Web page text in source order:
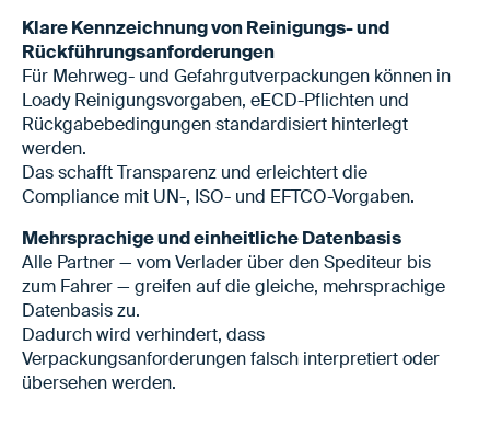
Klare Kennzeichnung von Reinigungs- und
Rückführungsanforderungen
Für Mehrweg- und Gefahrgutverpackungen können in
Loady Reinigungsvorgaben, eECD-Pflichten und
Rückgabebedingungen standardisiert hinterlegt
werden.
Das schafft Transparenz und erleichtert die
Compliance mit UN-, ISO- und EFTCO-Vorgaben.
Mehrsprachige und einheitliche Datenbasis
Alle Partner — vom Verlader über den Spediteur bis
zum Fahrer — greifen auf die gleiche, mehrsprachige
Datenbasis zu.
Dadurch wird verhindert, dass
Verpackungsanforderungen falsch interpretiert oder
übersehen werden.